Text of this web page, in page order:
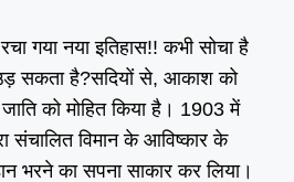
गया नया इतिहास!! कभी सोचा है
सकता है?सदियों से, आकाश को
को मोहित किया है। 1903 में
संचालित विमान के आविष्कार के
भरने का सपना साकार कर लिया।